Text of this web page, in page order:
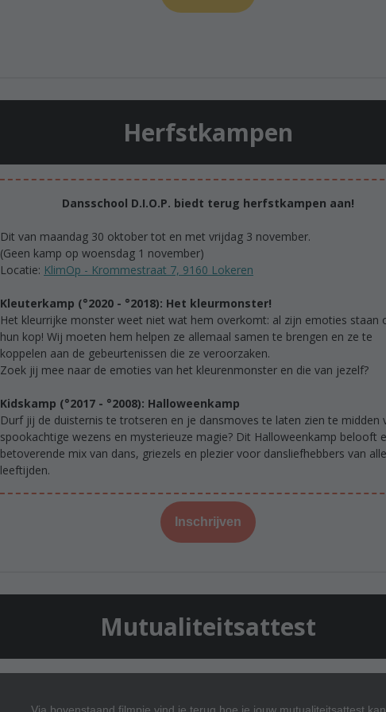
Herfstkampen
Dansschool D.I.O.P. biedt terug herfstkampen aan!
Dit van maandag 30 oktober tot en met vrijdag 3 november.
(Geen kamp op woensdag 1 november)
Locatie: KlimOp - Krommestraat 7, 9160 Lokeren
Kleuterkamp (°2020 - °2018): Het kleurmonster!
Het kleurrijke monster weet niet wat hem overkomt: al zijn emoties staan
hun kop! Wij moeten hem helpen ze allemaal samen te brengen en ze te
koppelen aan de gebeurtenissen die ze veroorzaken.
Zoek jij mee naar de emoties van het kleurenmonster en die van jezelf?
Kidskamp (°2017 - °2008): Halloweenkamp
Durf jij de duisternis te trotseren en je dansmoves te laten zien te midden
spookachtige wezens en mysterieuze magie? Dit Halloweenkamp belooft
betoverende mix van dans, griezels en plezier voor dansliefhebbers van alle
leeftijden.
Inschrijven
Mutualiteitsattest